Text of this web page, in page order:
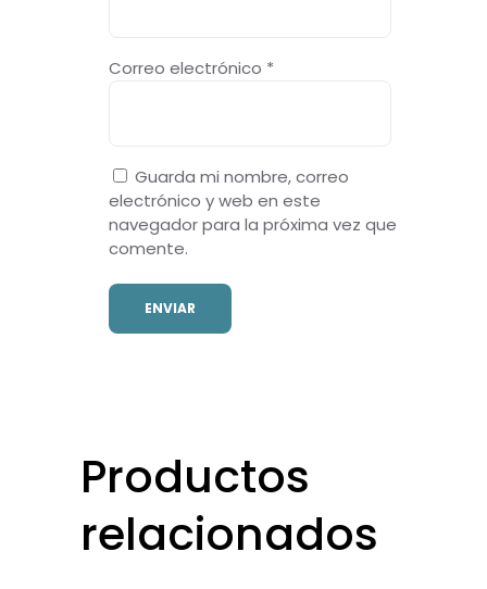
Correo electrónico *
Guarda mi nombre, correo
electrónico y web en este
navegador para la próxima vez que
comente.
Productos
relacionados